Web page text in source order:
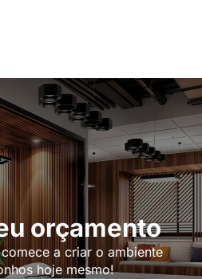
orçamento
a criar o ambiente
hoje mesmo!